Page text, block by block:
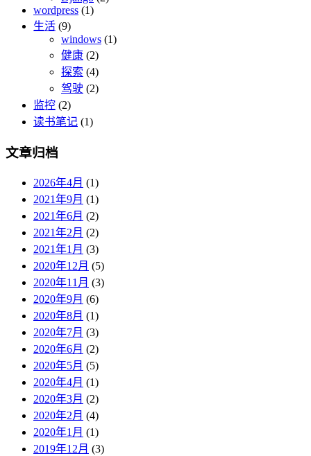
wordpress (1)
生活 (9)
windows (1)
健康 (2)
探索 (4)
驾驶 (2)
监控 (2)
读书笔记 (1)
文章归档
2026年4月 (1)
2021年9月 (1)
2021年6月 (2)
2021年2月 (2)
2021年1月 (3)
2020年12月 (5)
2020年11月 (3)
2020年9月 (6)
2020年8月 (1)
2020年7月 (3)
2020年6月 (2)
2020年5月 (5)
2020年4月 (1)
2020年3月 (2)
2020年2月 (4)
2020年1月 (1)
2019年12月 (3)